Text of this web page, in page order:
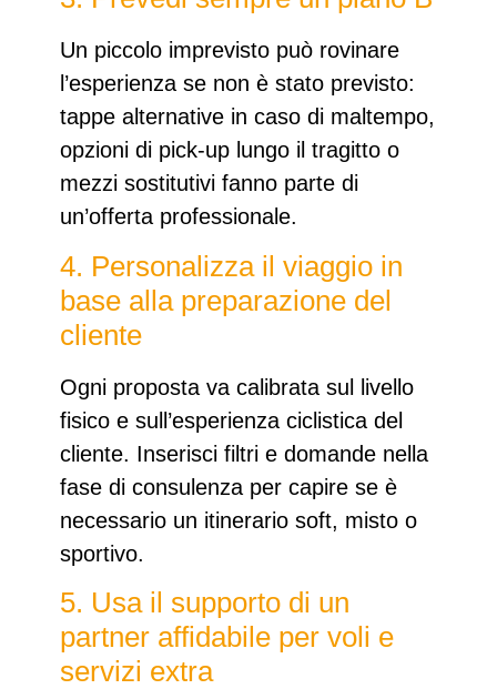
Un piccolo imprevisto può rovinare
l’esperienza se non è stato previsto:
tappe alternative in caso di maltempo,
opzioni di pick-up lungo il tragitto o
mezzi sostitutivi fanno parte di
un’offerta professionale.
4. Personalizza il viaggio in
base alla preparazione del
cliente
Ogni proposta va calibrata sul livello
fisico e sull’esperienza ciclistica del
cliente. Inserisci filtri e domande nella
fase di consulenza per capire se è
necessario un itinerario soft, misto o
sportivo.
5. Usa il supporto di un
partner affidabile per voli e
servizi extra